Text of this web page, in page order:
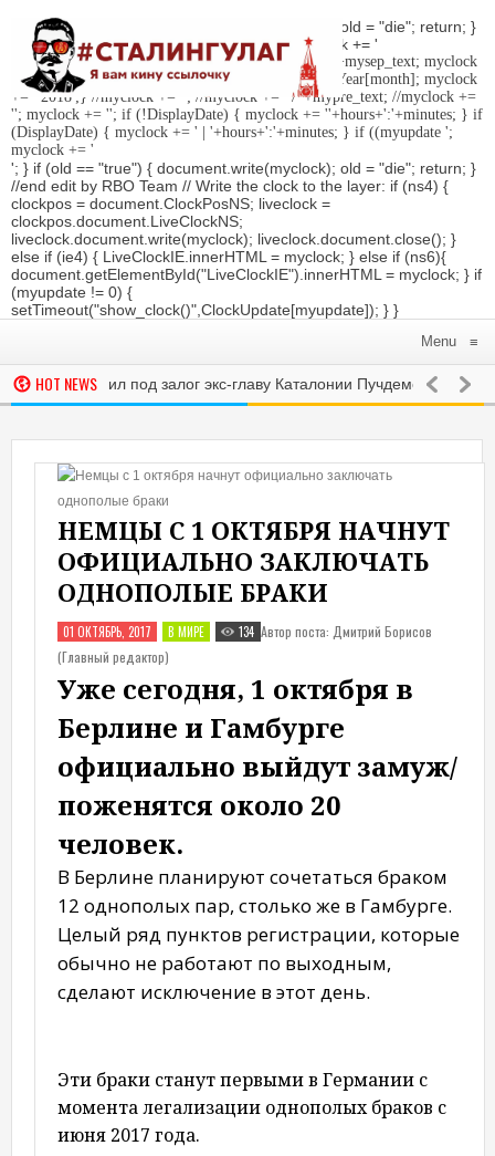
'; } if (old == "true") { document.write(myclock); old = "die"; return; }
//Date-Time if (StyleDate) { myclock = ''; myclock += '
'; if (DisplayDate) { myclock += ' '; //myclock += ' '+mysep_text; myclock
+= DaysOfWeek[day]+', '+mday+mn+' '+MonthsOfYear[month]; myclock
+= ' 2018';} //myclock += '
'; //myclock += ' / '+mypre_text; //myclock +=
''; myclock += ''; if (!DisplayDate) { myclock += ''+hours+':'+minutes; } if
(DisplayDate) { myclock += ' | '+hours+':'+minutes; } if ((myupdate ';
myclock += '
'; } if (old == "true") { document.write(myclock); old = "die"; return; }
//end edit by RBO Team // Write the clock to the layer: if (ns4) {
clockpos = document.ClockPosNS; liveclock =
clockpos.document.LiveClockNS;
liveclock.document.write(myclock); liveclock.document.close(); }
else if (ie4) { LiveClockIE.innerHTML = myclock; } else if (ns6){
document.getElementById("LiveClockIE").innerHTML = myclock; } if
(myupdate != 0) {
setTimeout("show_clock()",ClockUpdate[myupdate]); } }
Menu ≡
HOT NEWS
освободил под залог экс-главу Каталонии Пучдемона В МИРЕ
НЕМЦЫ С 1 ОКТЯБРЯ НАЧНУТ
ОФИЦИАЛЬНО ЗАКЛЮЧАТЬ
ОДНОПОЛЫЕ БРАКИ
01 ОКТЯБРЬ, 2017 В МИРЕ 134 Автор поста: Дмитрий Борисов
(Главный редактор)
Уже сегодня, 1 октября в
Берлине и Гамбурге
официально выйдут замуж/
поженятся около 20
человек.
В Берлине планируют сочетаться браком
12 однополых пар, столько же в Гамбурге.
Целый ряд пунктов регистрации, которые
обычно не работают по выходным,
сделают исключение в этот день.
Эти браки станут первыми в Германии с
момента легализации однополых браков с
июня 2017 года.